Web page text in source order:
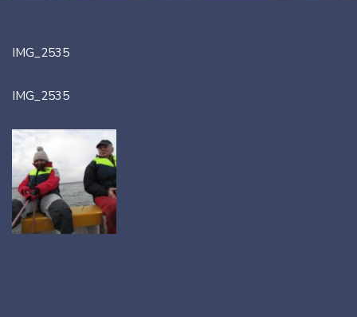
IMG_2535
IMG_2535